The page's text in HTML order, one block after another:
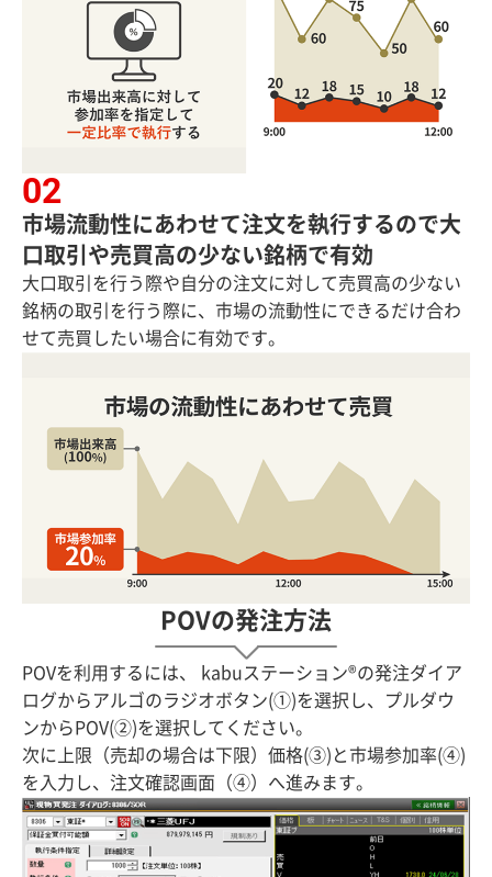
市場流動性にあわせて注文を執行するので大
口取引や売買高の少ない銘柄で有効
大口取引を行う際や自分の注文に対して売買高の少ない
銘柄の取引を行う際に、市場の流動性にできるだけ合わ
せて売買したい場合に有効です。
POVの発注方法
POVを利用するには、 kabuステーション®の発注ダイア
ログからアルゴのラジオボタン(①)を選択し、プルダウ
ンからPOV(②)を選択してください。
次に上限（売却の場合は下限）価格(③)と市場参加率(④)
を入力し、注文確認画面（④）へ進みます。